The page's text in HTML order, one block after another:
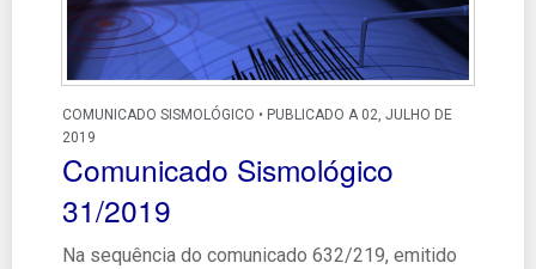
COMUNICADO SISMOLÓGICO • PUBLICADO A 02, JULHO DE
2019
Comunicado Sismológico
31/2019
Na sequência do comunicado 632/219, emitido